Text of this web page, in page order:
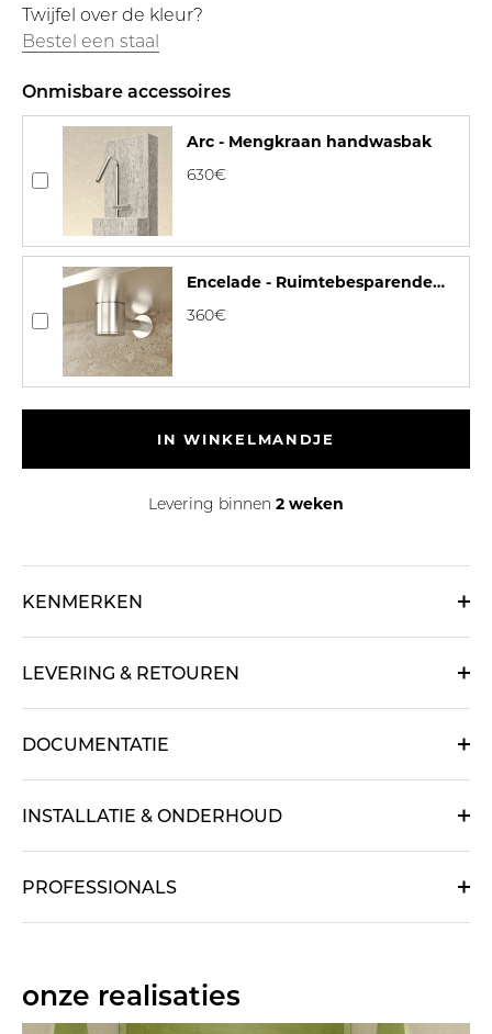
Twijfel over de kleur?
Bestel een staal
Onmisbare accessoires
Arc - Mengkraan handwasbak
630€
Encelade - Ruimtebesparende
sifon
360€
IN WINKELMANDJE
Levering binnen 2 weken
KENMERKEN
LEVERING & RETOUREN
DOCUMENTATIE
INSTALLATIE & ONDERHOUD
PROFESSIONALS
onze realisaties